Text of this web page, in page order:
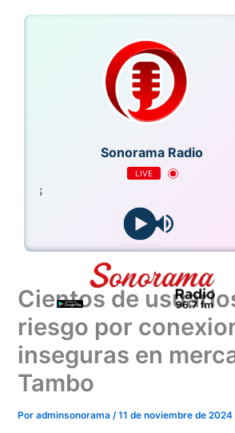
Sonorama Radio
LIVE
Cientos de
riesgo por
inseguras en
Tambo
Poradminsonorama/11 de noviembre de 2024